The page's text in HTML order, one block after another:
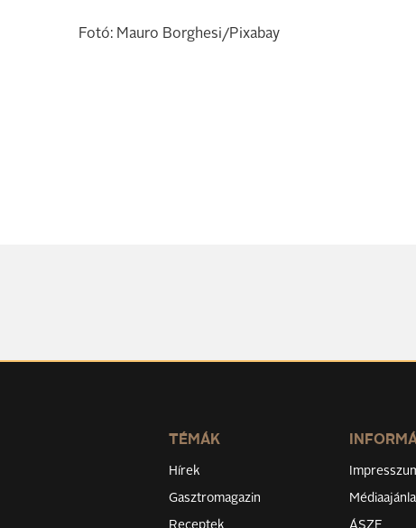
Fotó: Mauro Borghesi/Pixabay
TÉMÁK
Hírek
Gasztromagazin
Receptek ÁSZF